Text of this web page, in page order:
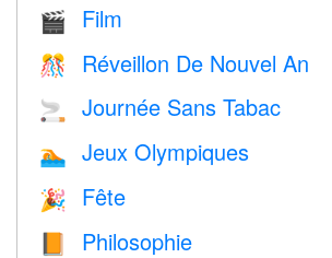
🎬 Film
🎊 Réveillon De Nouvel An
🚬 Journée Sans Tabac
🏊 Jeux Olympiques
🎉 Fête
Philosophie